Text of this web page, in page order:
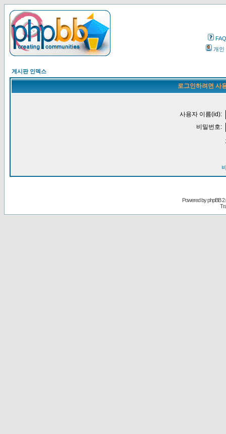
FAQ
개인
게시판 인덱스
로그인하려면 사
사용자 이름(id):
비밀번호:
Powered byphpBB